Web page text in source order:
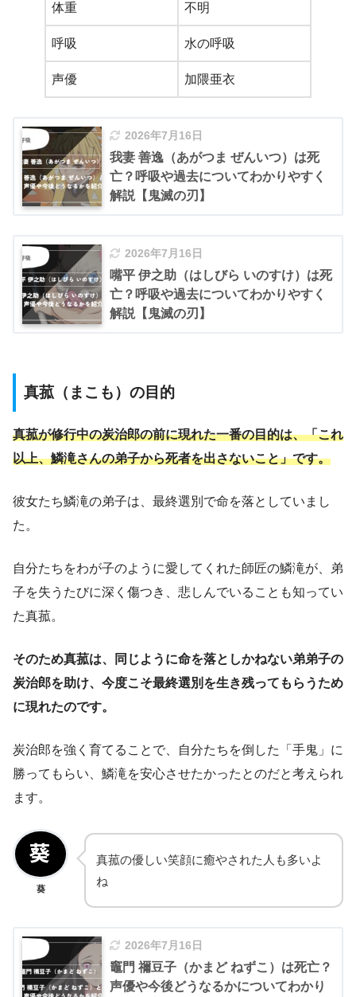
体重 不明
呼吸 水の呼吸
声優 加隈亜衣
2026年7月16日
我妻 善逸（あがつま ぜんいつ）は死
亡？呼吸や過去についてわかりやすく
解説【鬼滅の刃】
2026年7月16日
嘴平 伊之助（はしびら いのすけ）は死
亡？呼吸や過去についてわかりやすく
解説【鬼滅の刃】
真菰（まこも）の目的
真菰が修行中の炭治郎の前に現れた一番の目的は、「これ
以上、鱗滝さんの弟子から死者を出さないこと」です。
彼女たち鱗滝の弟子は、最終選別で命を落としていまし
た。
自分たちをわが子のように愛してくれた師匠の鱗滝が、弟
子を失うたびに深く傷つき、悲しんでいることも知ってい
た真菰。
そのため真菰は、同じように命を落としかねない弟弟子の
炭治郎を助け、今度こそ最終選別を生き残ってもらうため
に現れたのです。
炭治郎を強く育てることで、自分たちを倒した「手鬼」に
勝ってもらい、鱗滝を安心させたかったとのだと考えられ
ます。
葵
真菰の優しい笑顔に癒やされた人も多いよ
ね
2026年7月16日
竈門 禰豆子（かまど ねずこ）は死亡？
声優や今後どうなるかについてわかり